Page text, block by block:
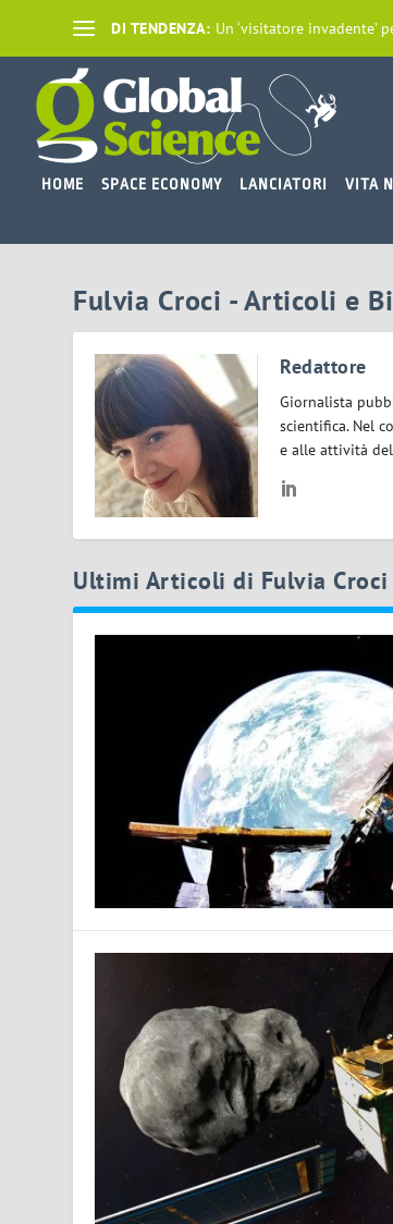
DI TENDENZA: Un ‘visitatore invadente’
HOME SPACE ECONOMY LANCIATORI VITA
Fulvia Croci - Articoli e
Redattore
Giornalista
scientifica. Nel
e alle attività
Ultimi Articoli di Fulvia Croci